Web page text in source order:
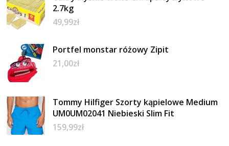
2.7kg
49,99zł
Portfel monstar różowy Zipit
21,00zł
Tommy Hilfiger Szorty kąpielowe Medium
UM0UM02041 Niebieski Slim Fit
159,99zł